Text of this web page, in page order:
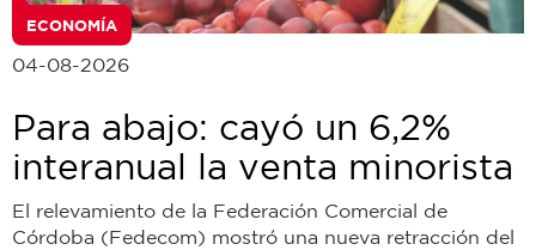
ECONOMÍA
04-08-2026
Para abajo: cayó un 6,2%
interanual la venta minorista
El relevamiento de la Federación Comercial de
Córdoba (Fedecom) mostró una nueva retracción del